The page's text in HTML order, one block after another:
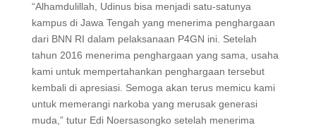
“Alhamdulillah, Udinus bisa menjadi satu-satunya
kampus di Jawa Tengah yang menerima penghargaan
dari BNN RI dalam pelaksanaan P4GN ini. Setelah
tahun 2016 menerima penghargaan yang sama, usaha
kami untuk mempertahankan penghargaan tersebut
kembali di apresiasi. Semoga akan terus memicu kami
untuk memerangi narkoba yang merusak generasi
muda,” tutur Edi Noersasongko setelah menerima